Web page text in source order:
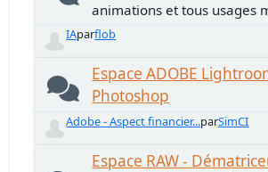
animations et tous usages
IAparflob
Espace ADOBE
Photoshop
Adobe - Aspect financier...parSimCI
Espace RAW -